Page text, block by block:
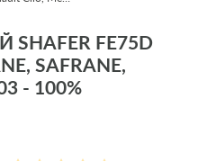
FE75D
SAFRANE,
- 100%